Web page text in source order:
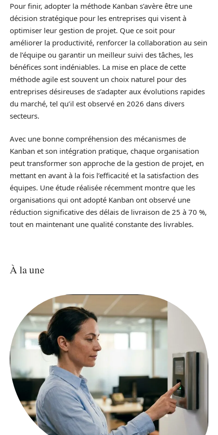
Pour finir, adopter la méthode Kanban s’avère être une
décision stratégique pour les entreprises qui visent à
optimiser leur gestion de projet. Que ce soit pour
améliorer la productivité, renforcer la collaboration au sein
de l’équipe ou garantir un meilleur suivi des tâches, les
bénéfices sont indéniables. La mise en place de cette
méthode agile est souvent un choix naturel pour des
entreprises désireuses de s’adapter aux évolutions rapides
du marché, tel qu’il est observé en 2026 dans divers
secteurs.
Avec une bonne compréhension des mécanismes de
Kanban et son intégration pratique, chaque organisation
peut transformer son approche de la gestion de projet, en
mettant en avant à la fois l’efficacité et la satisfaction des
équipes. Une étude réalisée récemment montre que les
organisations qui ont adopté Kanban ont observé une
réduction significative des délais de livraison de 25 à 70 %,
tout en maintenant une qualité constante des livrables.
À la une